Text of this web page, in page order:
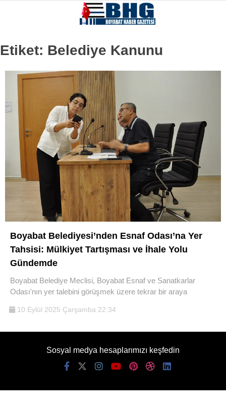
Etiket: Belediye Kanunu
Boyabat Belediyesi’nden Esnaf Odası’na Yer
Tahsisi: Mülkiyet Tartışması ve İhale Yolu
Gündemde
Boyabat Belediye Meclisi, Boyabat Esnaf ve Sanatkarlar
Odası'nın yer talebini görüşmek üzere tekrar bir araya
10 Eylül 2025 Çarşamba 22:34
Sosyal medya hesaplarımızı keşfedin